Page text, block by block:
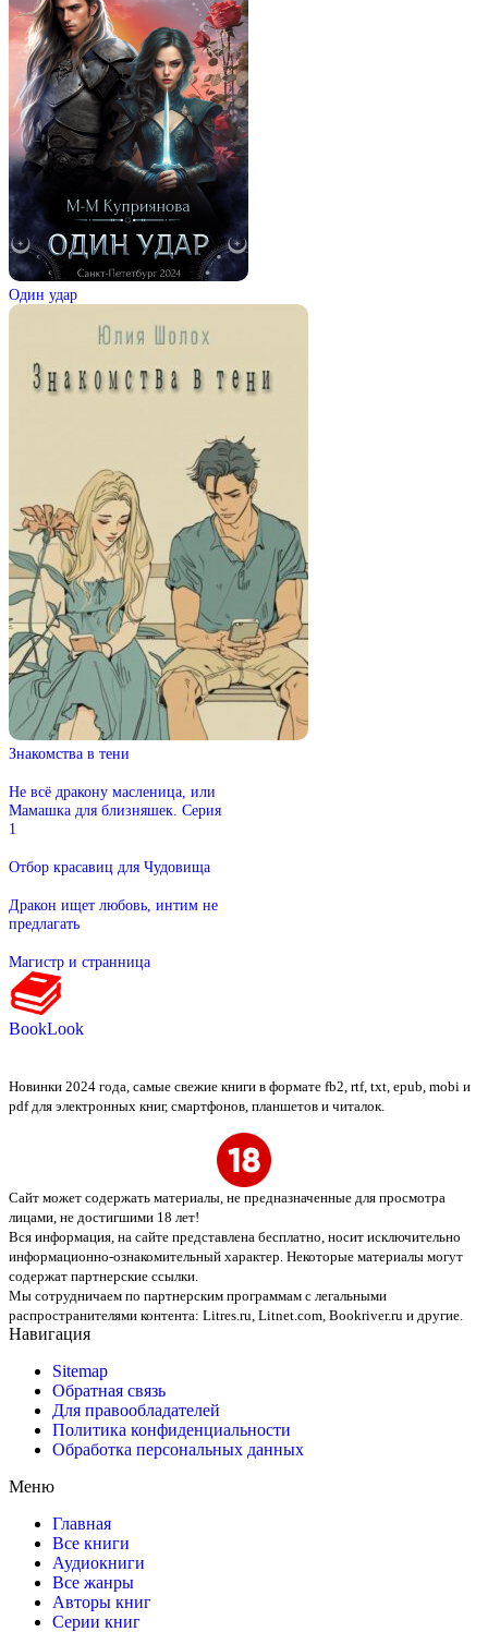
Один удар
Знакомства в тени
Не всё дракону масленица, или
Мамашка для близняшек. Серия
1
Отбор красавиц для Чудовища
Дракон ищет любовь, интим не
предлагать
Магистр и странница
BookLook
Новинки 2024 года, самые свежие книги в формате fb2, rtf, txt, epub, mobi и
pdf для электронных книг, смартфонов, планшетов и читалок.
Сайт может содержать материалы, не предназначенные для просмотра
лицами, не достигшими 18 лет!
Вся информация, на сайте представлена бесплатно, носит исключительно
информационно-ознакомительный характер. Некоторые материалы могут
содержат партнерские ссылки.
Мы сотрудничаем по партнерским программам с легальными
распространителями контента: Litres.ru, Litnet.com, Bookriver.ru и другие.
Навигация
Sitemap
Обратная связь
Для правообладателей
Политика конфиденциальности
Обработка персональных данных
Меню
Главная
Все книги
Аудиокниги
Все жанры
Авторы книг
Серии книг